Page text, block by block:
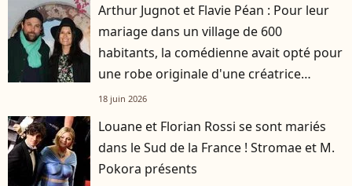
Arthur Jugnot et Flavie Péan : Pour leur
mariage dans un village de 600
habitants, la comédienne avait opté pour
une robe originale d'une créatrice
française
18 juin 2026
Louane et Florian Rossi se sont mariés
dans le Sud de la France ! Stromae et M.
Pokora présents